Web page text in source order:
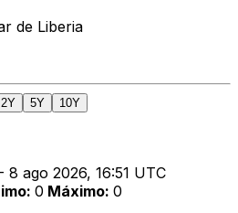
de Liberia
2Y 5Y 10Y
8 ago 2026, 16:51 UTC
: 0 Máximo: 0